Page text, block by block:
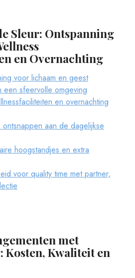
Sleur: Ontspanning
en Overnachting
voor lichaam en geest
een sfeervolle omgeving
en overnachting
aan de dagelijkse
hoogstandjes en extra
voor quality time met partner,
met
Kosten, Kwaliteit en